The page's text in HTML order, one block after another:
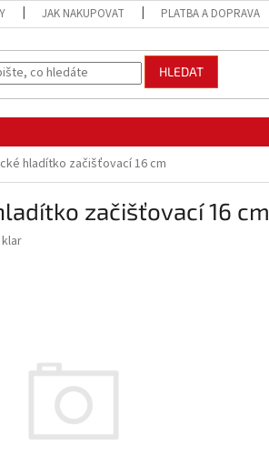
JAK NAKUPOVAT PLATBA A DOPRAVA
HLEDAT
hladítko začišťovací 16 cm
začišťovací 16 cm